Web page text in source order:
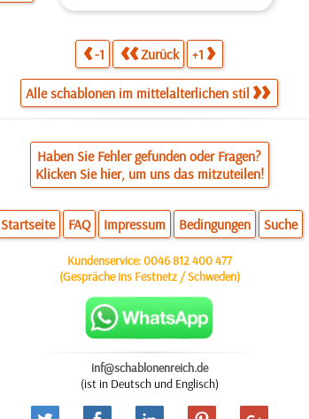
-1 Zurück +1
Alle schablonen im mittelalterlichen stil
Haben Sie Fehler gefunden oder Fragen?
Klicken Sie hier, um uns das mitzuteilen!
Startseite FAQ Impressum Bedingungen Suche
Kundenservice:0046 812 400 477
(Gespräche ins Festnetz / Schweden)
inf@schablonenreich.de
(ist in Deutsch und Englisch)